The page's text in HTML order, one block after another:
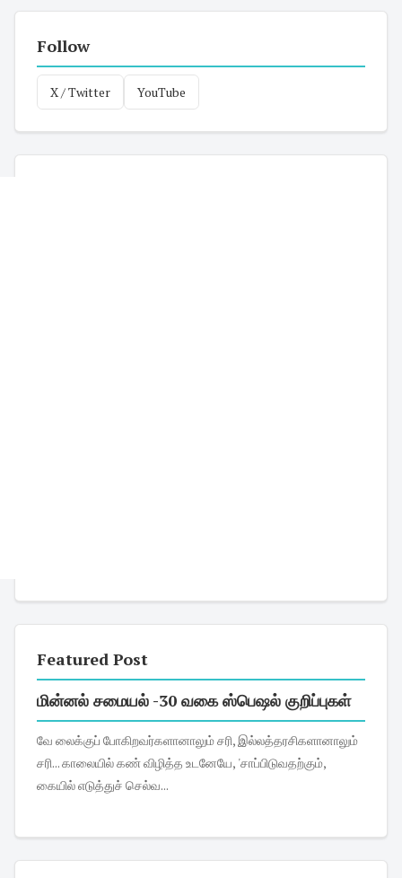
Follow
X / Twitter YouTube
Featured Post
மின்னல் சமையல் -30 வகை ஸ்பெஷல் குறிப்புகள்
வே லைக்குப் போகிறவர்களானாலும் சரி, இல்லத்தரசிகளானாலும்
சரி... காலையில் கண் விழித்த உடனேயே, 'சாப்பிடுவதற்கும்,
கையில் எடுத்துச் செல்வ...